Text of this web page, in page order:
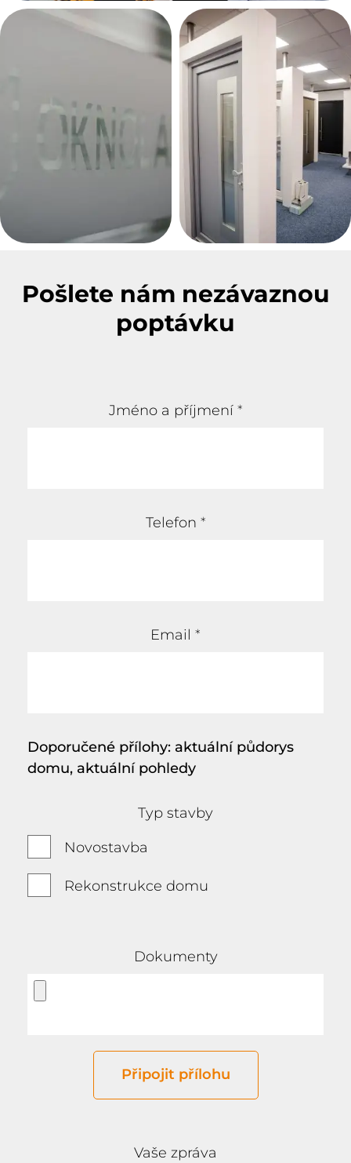
Pošlete nám nezávaznou
poptávku
Jméno a příjmení *
Telefon *
Email *
Doporučené přílohy: aktuální půdorys
domu, aktuální pohledy
Typ stavby
Novostavba
Rekonstrukce domu
Dokumenty
Připojit přílohu
Vaše zpráva